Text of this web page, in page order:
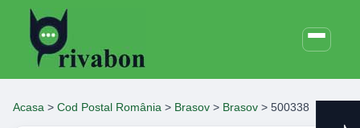
Acasa > Cod Postal România > Brasov > Brasov > 500338